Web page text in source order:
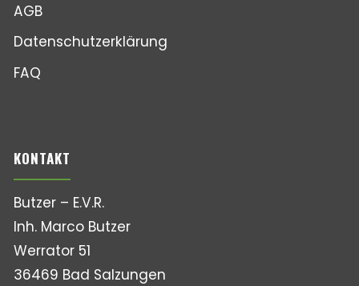
AGB
Datenschutzerklärung
FAQ
KONTAKT
Butzer – E.V.R.
Inh. Marco Butzer
Werrator 51
36469 Bad Salzungen